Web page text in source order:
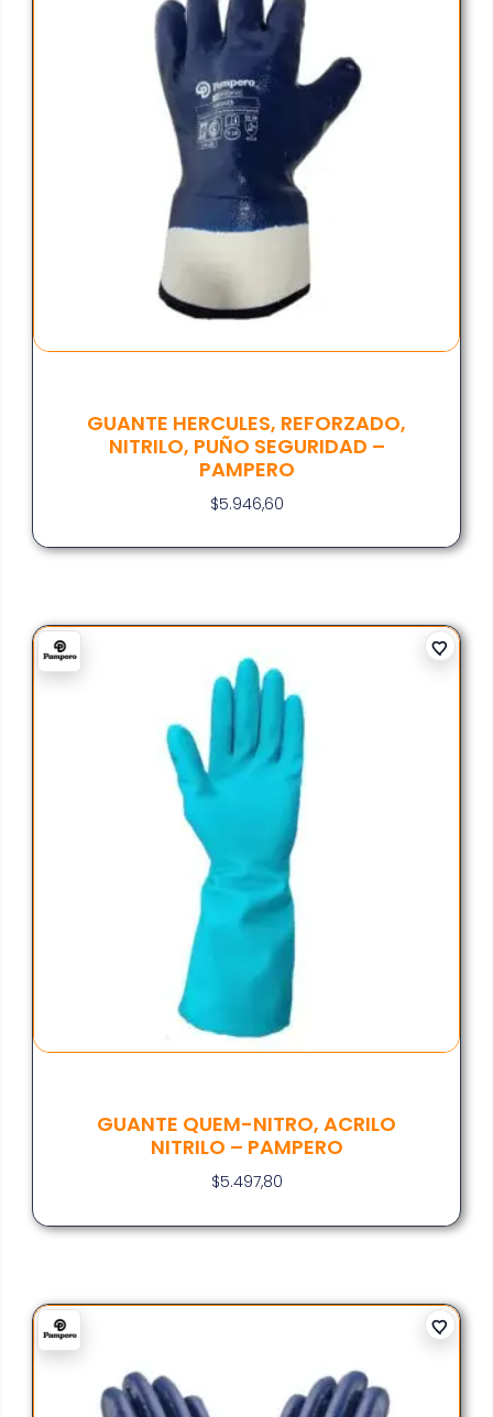
GUANTE HERCULES, REFORZADO,
NITRILO, PUÑO SEGURIDAD –
PAMPERO
$5.946,60
GUANTE QUEM-NITRO, ACRILO
NITRILO – PAMPERO
$5.497,80